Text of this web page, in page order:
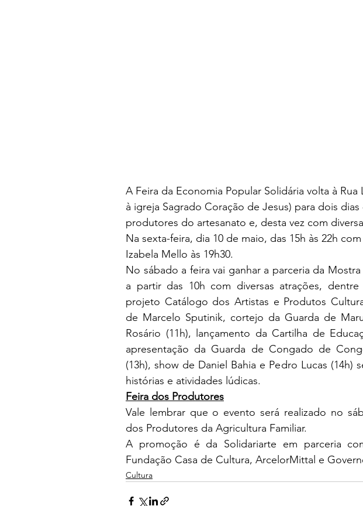
A Feira da Economia Popular Solidária volta à Rua
à igreja Sagrado Coração de Jesus) para dois
produtores do artesanato e, desta vez com
Na sexta-feira, dia 10 de maio, das 15h às 22h
Izabela Mello às 19h30.
No sábado a feira vai ganhar a parceria da
a partir das 10h com diversas atrações,
projeto Catálogo dos Artistas e Produtos
de Marcelo Sputinik, cortejo da Guarda de
Rosário (11h), lançamento da Cartilha de
apresentação da Guarda de Congado de
(13h), show de Daniel Bahia e Pedro Lucas (14h)
histórias e atividades lúdicas.
Feira dos Produtores
Vale lembrar que o evento será realizado no
dos Produtores da Agricultura Familiar.
A promoção é da Solidariarte em parceria
Fundação Casa de Cultura, ArcelorMittal e
Cultura